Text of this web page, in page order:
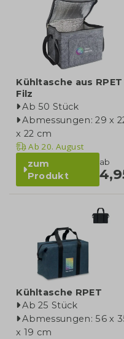
Kühltasche aus RPET
Filz
Ab 50 Stück
Abmessungen: 29 x
x 22 cm
Ab 20. August
zum
Produkt
ab
Kühltasche RPET
Ab 25 Stück
Abmessungen: 56 x
x 19 cm